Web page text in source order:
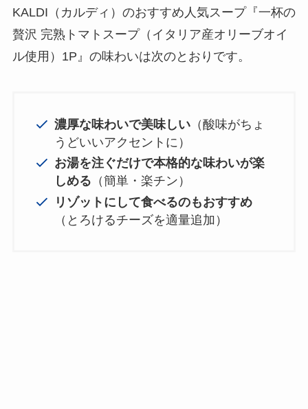
KALDI（カルディ）のおすすめ人気スープ『一杯の
贅沢 完熟トマトスープ（イタリア産オリーブオイ
ル使用）1P』の味わいは次のとおりです。
濃厚な味わいで美味しい （酸味がちょ
うどいいアクセントに）
お湯を注ぐだけで本格的な味わいが楽
しめる （簡単・楽チン）
リゾットにして食べるのもおすすめ
（とろけるチーズを適量追加）